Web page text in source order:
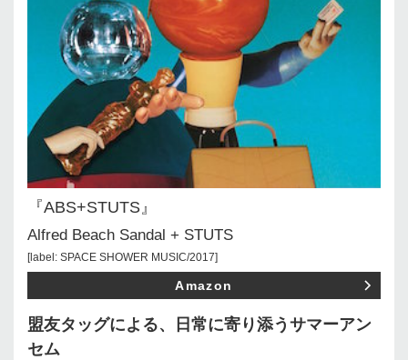
『ABS+STUTS』
Alfred Beach Sandal + STUTS
[label: SPACE SHOWER MUSIC/2017]
Amazon
盟友タッグによる、日常に寄り添うサマーアン
セム